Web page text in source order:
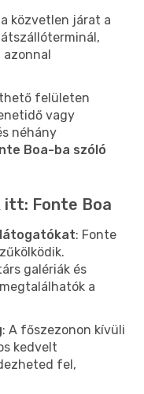
közvetlen járat a
azonnal
felületen
vagy
néhány
Boa-ba szóló
itt: Fonte Boa
látogatókat: Fonte
galériák és
a
: A főszezonon kívüli
kedvelt
fel,